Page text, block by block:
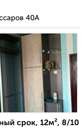
40А
срок, 12м², 8/10